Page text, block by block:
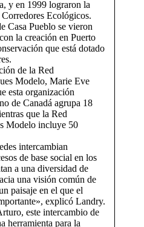
y en 1999 lograron la
Ecológicos.
Casa Pueblo se vieron
la creación en Puerto
que está dotado
de la Red
Modelo, Marie Eve
esta organización
de Canadá agrupa 18
que la Red
Modelo incluye 50
intercambian
de base social en los
a una diversidad de
una visión común de
paisaje en el que el
explicó Landry.
este intercambio de
herramienta para la